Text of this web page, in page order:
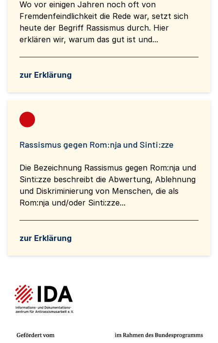
Wo vor einigen Jahren noch oft von
Fremdenfeindlichkeit die Rede war, setzt sich
heute der Begriff Rassismus durch. Hier
erklären wir, warum das gut ist und...
zur Erklärung
Rassismus gegen Rom:nja und Sinti:zze
Die Bezeichnung Rassismus gegen Rom:nja und
Sinti:zze beschreibt die Abwertung, Ablehnung
und Diskriminierung von Menschen, die als
Rom:nja und/oder Sinti:zze...
zur Erklärung